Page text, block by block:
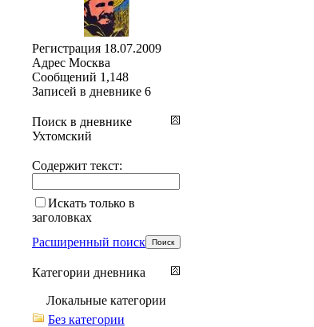
Регистрация 18.07.2009
Адрес Москва
Сообщений 1,148
Записей в дневнике 6
Поиск в дневнике
Ухтомский
Содержит текст:
Искать только в
заголовках
Расширенный поиск
Категории дневника
Локальные категории
Без категории